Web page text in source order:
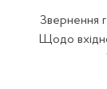
Звернення
Щодо